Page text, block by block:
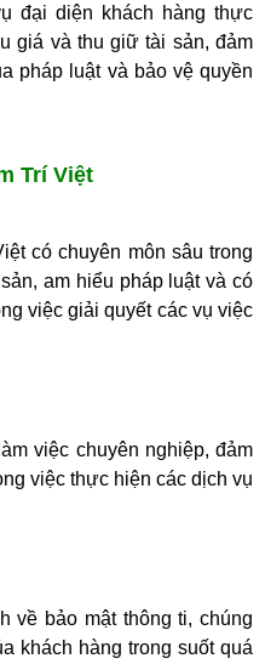
đại diện khách hàng thực
giá và thu giữ tài sản, đảm
pháp luật và bảo vệ quyền
Trí Việt
có chuyên môn sâu trong
am hiểu pháp luật và có
việc giải quyết các vụ việc
việc chuyên nghiệp, đảm
việc thực hiện các dịch vụ
về bảo mật thông ti, chúng
khách hàng trong suốt quá